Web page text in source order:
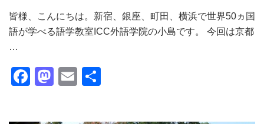
皆様、こんにちは。新宿、銀座、町田、横浜で世界50ヵ国
語が学べる語学教室ICC外語学院の小島です。 今回は京都
…
Facebook
Mastodon
Email